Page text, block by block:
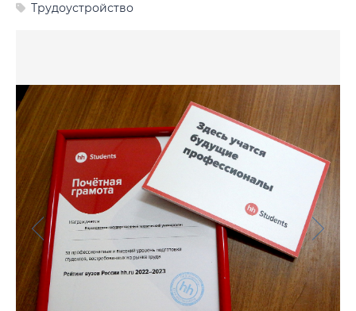
Календарь мероприятий
Фото
Видео
Анкеты и опросы
Контакты для СМИ
Трудоустройство